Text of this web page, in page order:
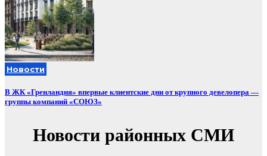
Новости
В ЖК «Гренландия» впервые клиентские дни от крупного девелопера —
группы компаний «СОЮЗ»